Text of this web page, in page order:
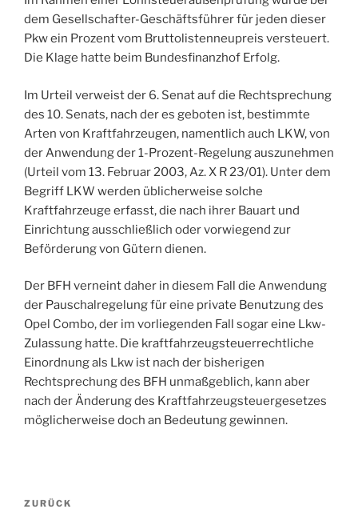
dem Gesellschafter-Geschäftsführer für jeden dieser
Pkw ein Prozent vom Bruttolistenneupreis versteuert.
Die Klage hatte beim Bundesfinanzhof Erfolg.
Im Urteil verweist der 6. Senat auf die Rechtsprechung
des 10. Senats, nach der es geboten ist, bestimmte
Arten von Kraftfahrzeugen, namentlich auch LKW, von
der Anwendung der 1-Prozent-Regelung auszunehmen
(Urteil vom 13. Februar 2003, Az. X R 23/01). Unter dem
Begriff LKW werden üblicherweise solche
Kraftfahrzeuge erfasst, die nach ihrer Bauart und
Einrichtung ausschließlich oder vorwiegend zur
Beförderung von Gütern dienen.
Der BFH verneint daher in diesem Fall die Anwendung
der Pauschalregelung für eine private Benutzung des
Opel Combo, der im vorliegenden Fall sogar eine Lkw-
Zulassung hatte. Die kraftfahrzeugsteuerrechtliche
Einordnung als Lkw ist nach der bisherigen
Rechtsprechung des BFH unmaßgeblich, kann aber
nach der Änderung des Kraftfahrzeugsteuergesetzes
möglicherweise doch an Bedeutung gewinnen.
Beitragsnavigation
Vorheriger
ZURÜCK